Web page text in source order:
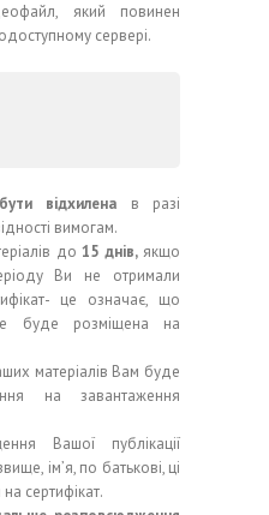
який повинен
сервері.
відхилена в разі
вимогам.
до15 днів,якщо
Ви не отримали
це означає, що
буде розміщена на
матеріалів Вам буде
на завантаження
Вашої публікації
ім’я, по батькові, ці
сертифікат.